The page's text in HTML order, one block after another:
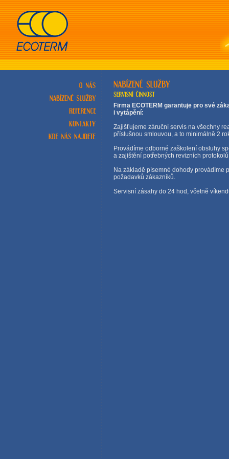
Firma ECOTERM garantuje pro své
i vytápění:
Zajišťujeme záruční servis na všechny
příslušnou smlouvou, a to minimálně 2
Provádíme odborné zaškolení obsluhy
a zajištění potřebných revizních
Na základě písemné dohody provádíme
požadavků zákazníků.
Servisní zásahy do 24 hod, včetně